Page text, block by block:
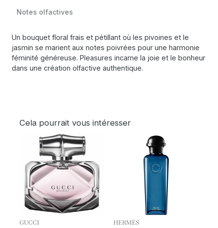
Notes olfactives
Un bouquet floral frais et pétillant où les pivoines et le
jasmin se marient aux notes poivrées pour une harmonie
féminité généreuse. Pleasures incarne la joie et le bonheur
dans une création olfactive authentique.
Cela pourrait vous intéresser
GUCCI HERMÈS